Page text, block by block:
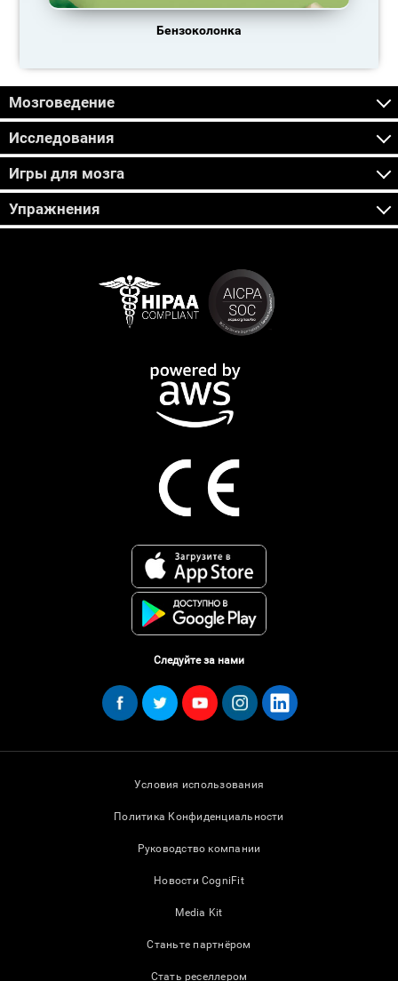
Бензоколонка
Мозговедение
Исследования
Игры для мозга
Упражнения
Следуйте за нами
Условия использования
Политика Конфиденциальности
Руководство компании
Новости CogniFit
Media Kit
Станьте партнёром
Стать реселлером